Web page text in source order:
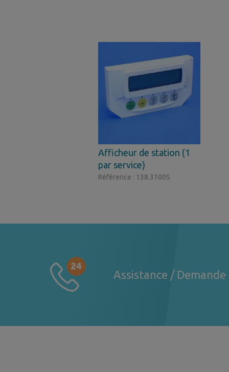
Afficheur de station (1
par service)
Référence : 138.3100S
Assistance /